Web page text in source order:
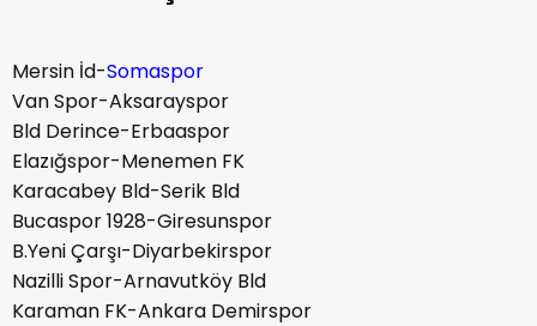
Mersin İd-Somaspor
Van Spor-Aksarayspor
Bld Derince-Erbaaspor
Elazığspor-Menemen FK
Karacabey Bld-Serik Bld
Bucaspor 1928-Giresunspor
B.Yeni Çarşı-Diyarbekirspor
Nazilli Spor-Arnavutköy Bld
Karaman FK-Ankara Demirspor